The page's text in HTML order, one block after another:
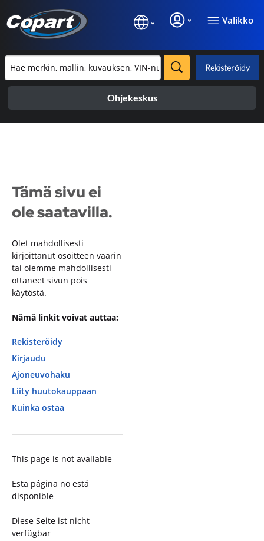
Valikko
Rekisteröidy
Ohjekeskus
Tämä sivu ei
ole saatavilla.
Olet mahdollisesti
kirjoittanut osoitteen väärin
tai olemme mahdollisesti
ottaneet sivun pois
käytöstä.
Nämä linkit voivat auttaa:
Rekisteröidy
Kirjaudu
Ajoneuvohaku
Liity huutokauppaan
Kuinka ostaa
This page is not available
Esta página no está
disponible
Diese Seite ist nicht
verfügbar